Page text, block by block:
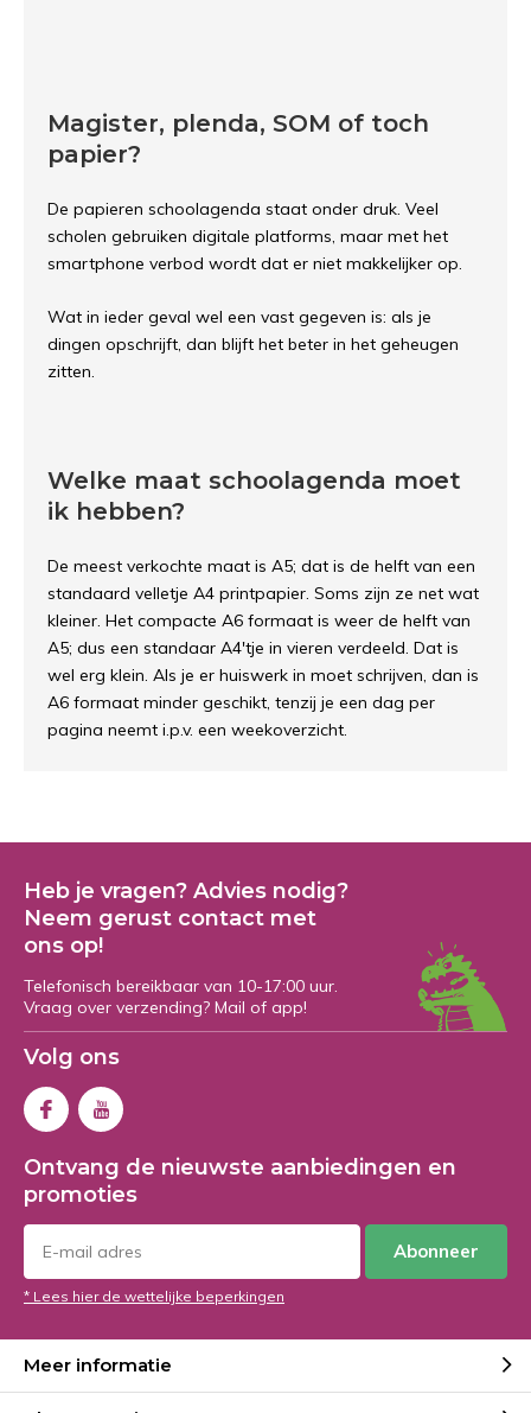
Magister, plenda, SOM of toch
papier?
De papieren schoolagenda staat onder druk. Veel
scholen gebruiken digitale platforms, maar met het
smartphone verbod wordt dat er niet makkelijker op.
Wat in ieder geval wel een vast gegeven is: als je
dingen opschrijft, dan blijft het beter in het geheugen
zitten.
Welke maat schoolagenda moet
ik hebben?
De meest verkochte maat is A5; dat is de helft van een
standaard velletje A4 printpapier. Soms zijn ze net wat
kleiner. Het compacte A6 formaat is weer de helft van
A5; dus een standaar A4'tje in vieren verdeeld. Dat is
wel erg klein. Als je er huiswerk in moet schrijven, dan is
A6 formaat minder geschikt, tenzij je een dag per
pagina neemt i.p.v. een weekoverzicht.
Heb je vragen? Advies nodig?
Neem gerust contact met
ons op!
Telefonisch bereikbaar van 10-17:00 uur.
Vraag over verzending? Mail of app!
Volg ons
Ontvang de nieuwste aanbiedingen en
promoties
Abonneer
* Lees hier de wettelijke beperkingen
Meer informatie